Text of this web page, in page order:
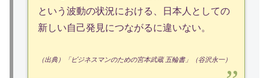
という波動の状況における、日本人としての
新しい自己発見につながるに違いない。
（出典）「ビジネスマンのための宮本武蔵 五輪書」（谷沢永一）